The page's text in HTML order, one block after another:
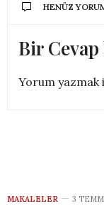
HENÜZ
Bir Cevap
Yorum yazmak
MAKALELER 3